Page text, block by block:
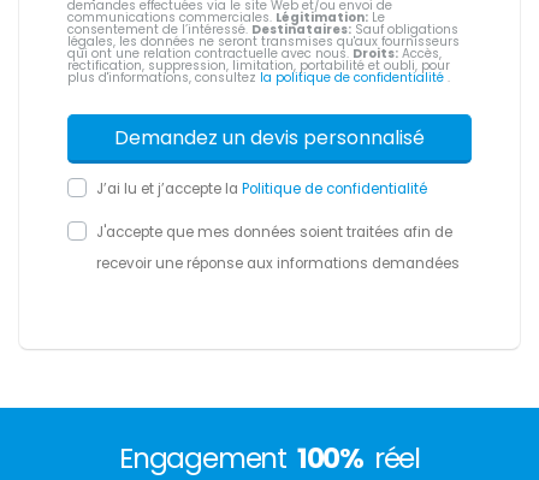
demandes effectuées via le site Web et/ou envoi de
communications commerciales. Légitimation: Le
consentement de l’intéressé. Destinataires: Sauf obligations
légales, les données ne seront transmises qu'aux fournisseurs
qui ont une relation contractuelle avec nous. Droits: Accès,
rectification, suppression, limitation, portabilité et oubli, pour
plus d'informations, consultez la politique de confidentialité .
J’ai lu et j’accepte la Politique de confidentialité
J'accepte que mes données soient traitées afin de
recevoir une réponse aux informations demandées
Engagement 100% réel